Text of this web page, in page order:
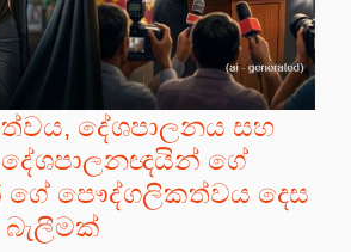
දේශපාලනය සහ
ගේ
ගේ පෞද්ගලිකත්වය දෙස
බැලීමක්